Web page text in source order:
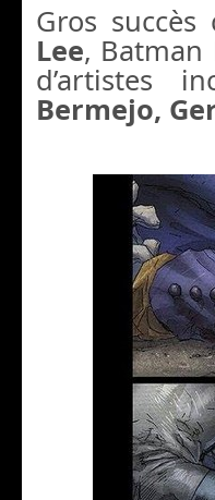
Gros
Lee, Batman
d’artistes
Bermejo,